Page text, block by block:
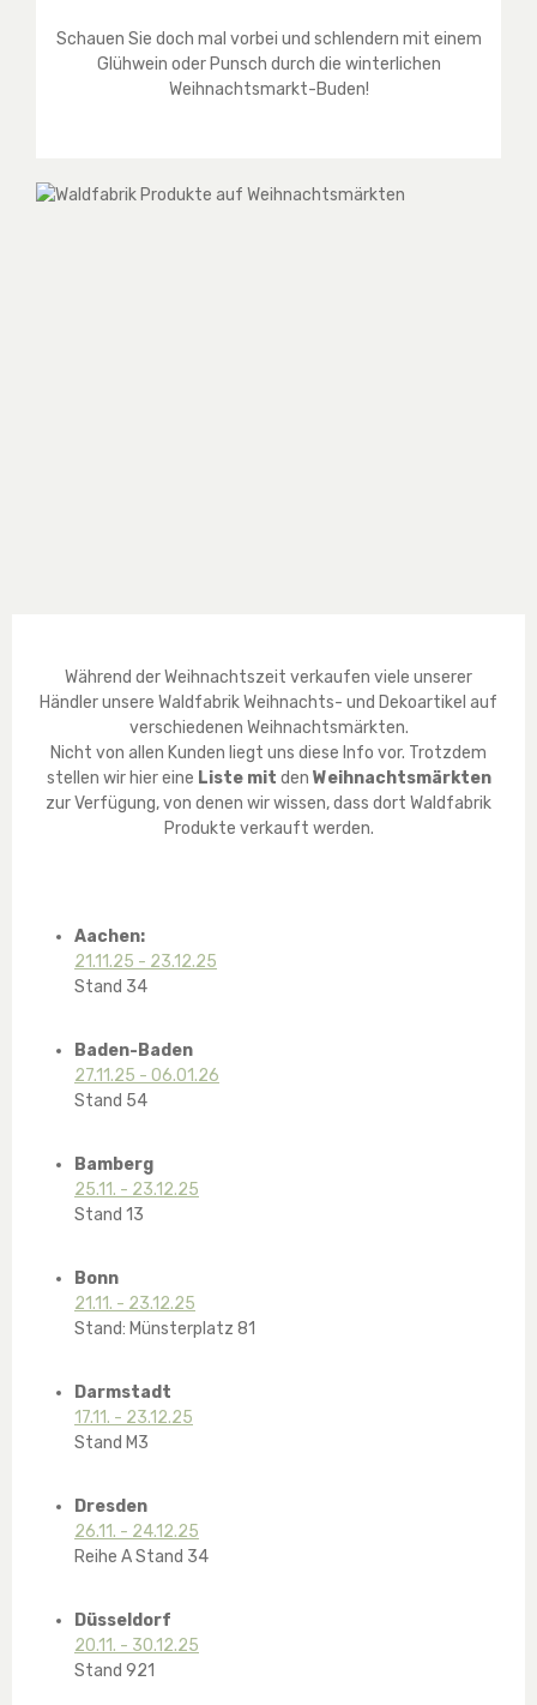
Schauen Sie doch mal vorbei und schlendern mit einem
Glühwein oder Punsch durch die winterlichen
Weihnachtsmarkt-Buden!
Während der Weihnachtszeit verkaufen viele unserer
Händler unsere Waldfabrik Weihnachts- und Dekoartikel auf
verschiedenen Weihnachtsmärkten.
Nicht von allen Kunden liegt uns diese Info vor. Trotzdem
stellen wir hier eine Liste mit den Weihnachtsmärkten
zur Verfügung, von denen wir wissen, dass dort Waldfabrik
Produkte verkauft werden.
Aachen:
21.11.25 - 23.12.25
Stand 34
Baden-Baden
27.11.25 - 06.01.26
Stand 54
Bamberg
25.11. - 23.12.25
Stand 13
Bonn
21.11. - 23.12.25
Stand: Münsterplatz 81
Darmstadt
17.11. - 23.12.25
Stand M3
Dresden
26.11. - 24.12.25
Reihe A Stand 34
Düsseldorf
20.11. - 30.12.25
Stand 921